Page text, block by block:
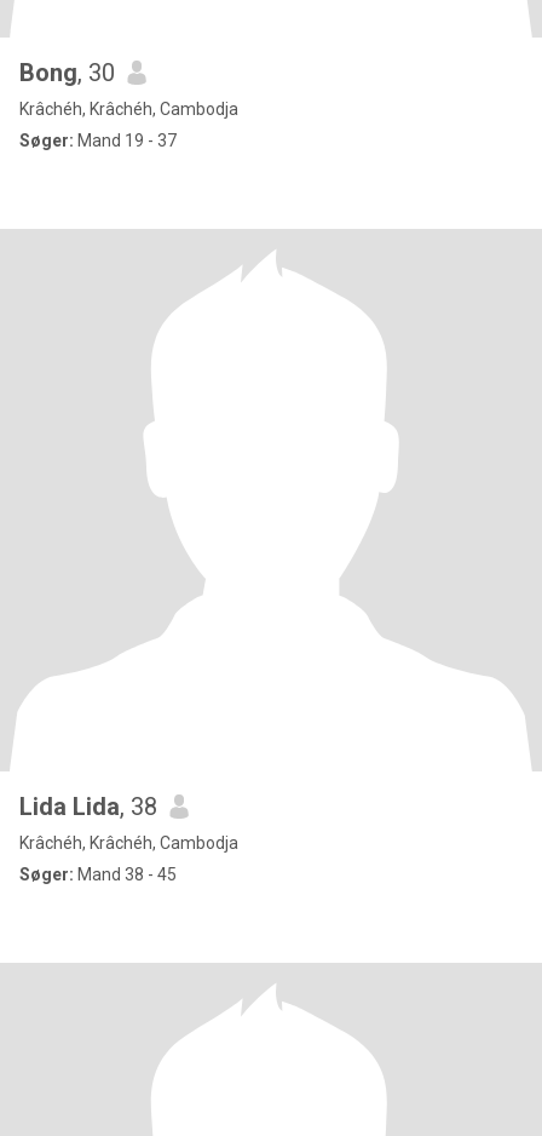
Bong, 30
Krâchéh, Krâchéh, Cambodja
Søger: Mand 19 - 37
Lida Lida, 38
Krâchéh, Krâchéh, Cambodja
Søger: Mand 38 - 45